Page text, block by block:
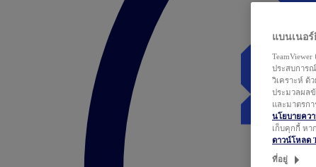
แบนเนอ
ประสบการ
วิเคราะห์ ด้
ประมวลผล
และมาตรก
นโยบายคว
เก็บคุกกี้ หา
ดาวน์โหลด
ที่อยู่